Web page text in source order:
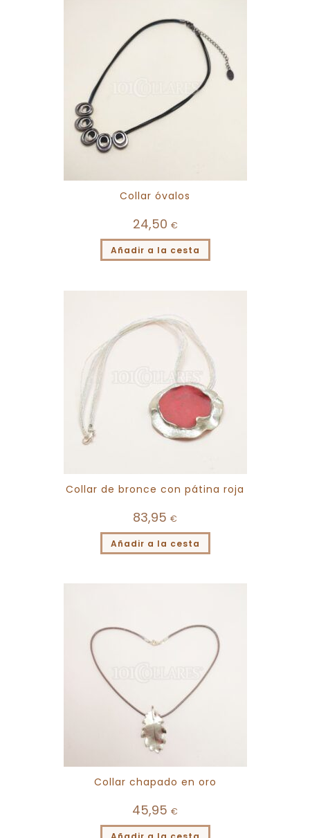
Collar óvalos
24,50 €
Añadir a la cesta
Collar de bronce con pátina roja
83,95 €
Añadir a la cesta
Collar chapado en oro
45,95 €